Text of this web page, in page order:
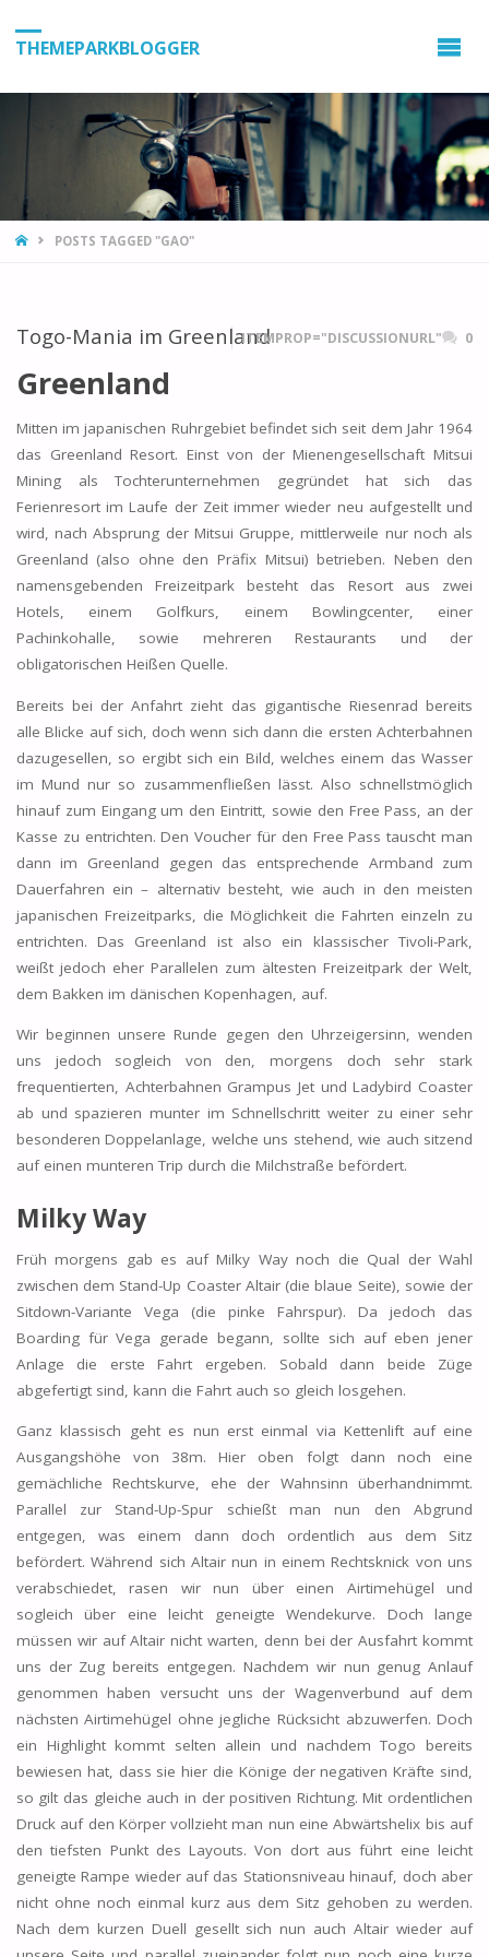
THEMEPARKBLOGGER
HOMEPOSTS TAGGED "GAO"
Togo-Mania im GreenlandITEMPROP="DISCUSSIONURL" 0
Greenland
Mitten im japanischen Ruhrgebiet befindet sich seit dem Jahr 1964
das Greenland Resort. Einst von der Mienengesellschaft Mitsui
Mining als Tochterunternehmen gegründet hat sich das
Ferienresort im Laufe der Zeit immer wieder neu aufgestellt und
wird, nach Absprung der Mitsui Gruppe, mittlerweile nur noch als
Greenland (also ohne den Präfix Mitsui) betrieben. Neben den
namensgebenden Freizeitpark besteht das Resort aus zwei
Hotels, einem Golfkurs, einem Bowlingcenter, einer
Pachinkohalle, sowie mehreren Restaurants und der
obligatorischen Heißen Quelle.
Bereits bei der Anfahrt zieht das gigantische Riesenrad bereits
alle Blicke auf sich, doch wenn sich dann die ersten Achterbahnen
dazugesellen, so ergibt sich ein Bild, welches einem das Wasser
im Mund nur so zusammenfließen lässt. Also schnellstmöglich
hinauf zum Eingang um den Eintritt, sowie den Free Pass, an der
Kasse zu entrichten. Den Voucher für den Free Pass tauscht man
dann im Greenland gegen das entsprechende Armband zum
Dauerfahren ein – alternativ besteht, wie auch in den meisten
japanischen Freizeitparks, die Möglichkeit die Fahrten einzeln zu
entrichten. Das Greenland ist also ein klassischer Tivoli-Park,
weißt jedoch eher Parallelen zum ältesten Freizeitpark der Welt,
dem Bakken im dänischen Kopenhagen, auf.
Wir beginnen unsere Runde gegen den Uhrzeigersinn, wenden
uns jedoch sogleich von den, morgens doch sehr stark
frequentierten, Achterbahnen Grampus Jet und Ladybird Coaster
ab und spazieren munter im Schnellschritt weiter zu einer sehr
besonderen Doppelanlage, welche uns stehend, wie auch sitzend
auf einen munteren Trip durch die Milchstraße befördert.
Milky Way
Früh morgens gab es auf Milky Way noch die Qual der Wahl
zwischen dem Stand-Up Coaster Altair (die blaue Seite), sowie der
Sitdown-Variante Vega (die pinke Fahrspur). Da jedoch das
Boarding für Vega gerade begann, sollte sich auf eben jener
Anlage die erste Fahrt ergeben. Sobald dann beide Züge
abgefertigt sind, kann die Fahrt auch so gleich losgehen.
Ganz klassisch geht es nun erst einmal via Kettenlift auf eine
Ausgangshöhe von 38m. Hier oben folgt dann noch eine
gemächliche Rechtskurve, ehe der Wahnsinn überhandnimmt.
Parallel zur Stand-Up-Spur schießt man nun den Abgrund
entgegen, was einem dann doch ordentlich aus dem Sitz
befördert. Während sich Altair nun in einem Rechtsknick von uns
verabschiedet, rasen wir nun über einen Airtimehügel und
sogleich über eine leicht geneigte Wendekurve. Doch lange
müssen wir auf Altair nicht warten, denn bei der Ausfahrt kommt
uns der Zug bereits entgegen. Nachdem wir nun genug Anlauf
genommen haben versucht uns der Wagenverbund auf dem
nächsten Airtimehügel ohne jegliche Rücksicht abzuwerfen. Doch
ein Highlight kommt selten allein und nachdem Togo bereits
bewiesen hat, dass sie hier die Könige der negativen Kräfte sind,
so gilt das gleiche auch in der positiven Richtung. Mit ordentlichen
Druck auf den Körper vollzieht man nun eine Abwärtshelix bis auf
den tiefsten Punkt des Layouts. Von dort aus führt eine leicht
geneigte Rampe wieder auf das Stationsniveau hinauf, doch aber
nicht ohne noch einmal kurz aus dem Sitz gehoben zu werden.
Nach dem kurzen Duell gesellt sich nun auch Altair wieder auf